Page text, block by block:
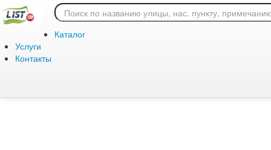
Каталог
Услуги
Контакты
Ошибка 404: страница